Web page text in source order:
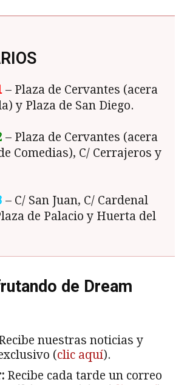
– Plaza de Cervantes (acera
y Plaza de San Diego.
– Plaza de Cervantes (acera
Comedias), C/ Cerrajeros y
– C/ San Juan, C/ Cardenal
de Palacio y Huerta del
de Dream
nuestras noticias y
(clic aquí).
Recibe cada tarde un correo